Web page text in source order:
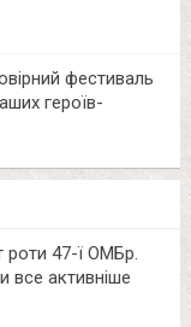
фестиваль
героїв-
роти 47-ї ОМБр.
все активніше